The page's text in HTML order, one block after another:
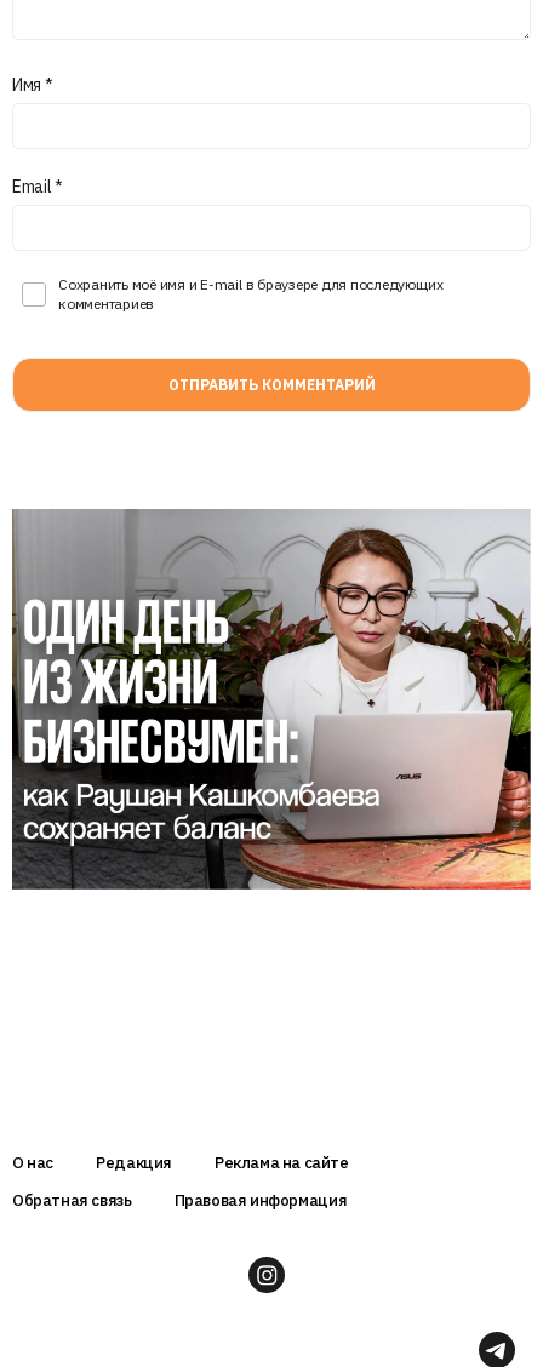
Имя *
Email*
Сохранить моё имя и E-mail в браузере для последующих
комментариев
О нас Редакция
Реклама на сайте
Обратная связь
Правовая информация